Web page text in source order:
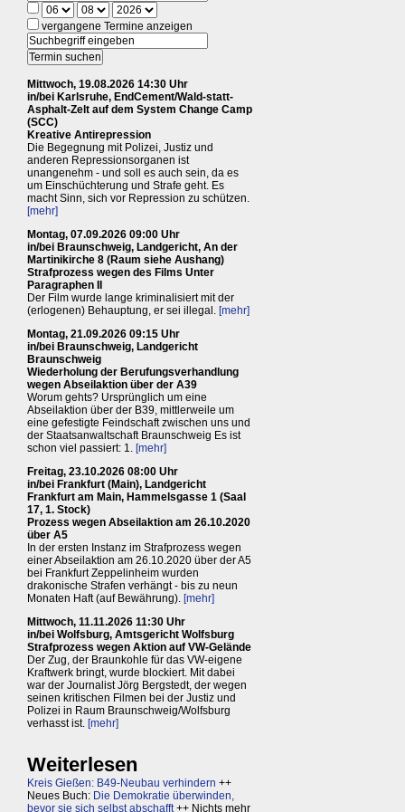
vergangene Termine anzeigen
Mittwoch, 19.08.2026 14:30 Uhr
in/bei Karlsruhe, EndCement/Wald-statt-
Asphalt-Zelt auf dem System Change Camp
(SCC)
Kreative Antirepression
Die Begegnung mit Polizei, Justiz und
anderen Repressionsorganen ist
unangenehm - und soll es auch sein, da es
um Einschüchterung und Strafe geht. Es
macht Sinn, sich vor Repression zu schützen.
[mehr]
Montag, 07.09.2026 09:00 Uhr
in/bei Braunschweig, Landgericht, An der
Martinikirche 8 (Raum siehe Aushang)
Strafprozess wegen des Films Unter
Paragraphen II
Der Film wurde lange kriminalisiert mit der
(erlogenen) Behauptung, er sei illegal. [mehr]
Montag, 21.09.2026 09:15 Uhr
in/bei Braunschweig, Landgericht
Braunschweig
Wiederholung der Berufungsverhandlung
wegen Abseilaktion über der A39
Worum gehts? Ursprünglich um eine
Abseilaktion über der B39, mittlerweile um
eine gefestigte Feindschaft zwischen uns und
der Staatsanwaltschaft Braunschweig Es ist
schon viel passiert: 1. [mehr]
Freitag, 23.10.2026 08:00 Uhr
in/bei Frankfurt (Main), Landgericht
Frankfurt am Main, Hammelsgasse 1 (Saal
17, 1. Stock)
Prozess wegen Abseilaktion am 26.10.2020
über A5
In der ersten Instanz im Strafprozess wegen
einer Abseilaktion am 26.10.2020 über der A5
bei Frankfurt Zeppelinheim wurden
drakonische Strafen verhängt - bis zu neun
Monaten Haft (auf Bewährung). [mehr]
Mittwoch, 11.11.2026 11:30 Uhr
in/bei Wolfsburg, Amtsgericht Wolfsburg
Strafprozess wegen Aktion auf VW-Gelände
Der Zug, der Braunkohle für das VW-eigene
Kraftwerk bringt, wurde blockiert. Mit dabei
war der Journalist Jörg Bergstedt, der wegen
seinen kritischen Filmen bei der Justiz und
Polizei in Raum Braunschweig/Wolfsburg
verhasst ist. [mehr]
Weiterlesen
Kreis Gießen: B49-Neubau verhindern ++
Neues Buch: Die Demokratie überwinden,
bevor sie sich selbst abschafft++ Nichts mehr